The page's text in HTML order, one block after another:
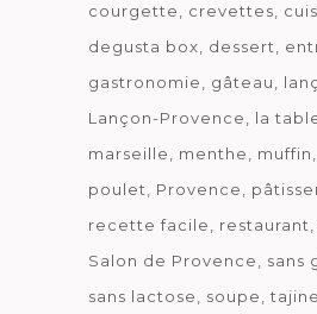
courgette
crevettes
degusta box
dessert
gastronomie
gâteau
Lançon-Provence
la
marseille
menthe muffin
poulet
Provence
recette facile
restaurant
Salon de Provence
sans
sans lactose
soupe tajine